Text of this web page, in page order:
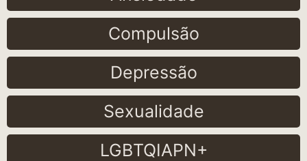
Compulsão
Depressão
Sexualidade
LGBTQIAPN+